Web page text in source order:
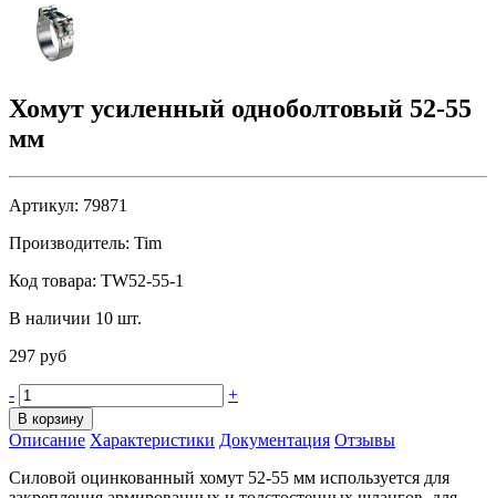
Хомут усиленный одноболтовый 52-55
мм
Артикул: 79871
Производитель: Tim
Код товара: TW52-55-1
В наличии 10 шт.
297 руб
- +
В корзину
Описание Характеристики Документация Отзывы
Силовой оцинкованный хомут 52-55 мм используется для